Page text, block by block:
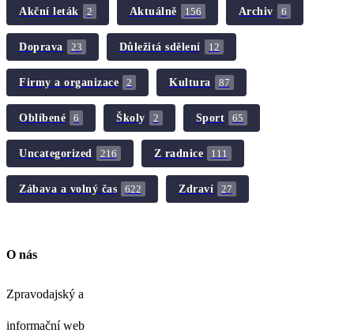
Akční leták 2 Aktuálně 156 Archiv 6
Doprava 23 Důležitá sdělení 12
Firmy a organizace 2 Kultura 87
Oblíbené 6 Školy 2 Sport 65
Uncategorized 216 Z radnice 111
Zábava a volný čas 622 Zdraví 27
O nás
Zpravodajský a
informační web